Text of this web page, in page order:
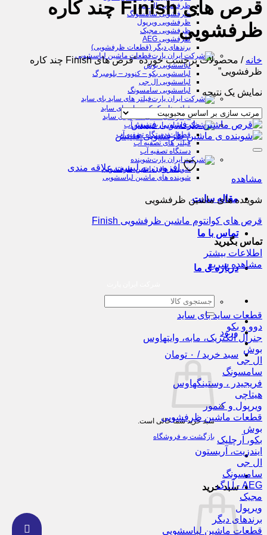
ظرفشویی ال جی
ظرفشویی سامسونگ
ظرفشویی ویرپول
ظرفشویی مجیک
ظرفشویی AEG
برندهای دیگر (قطعات ظرفشویی)
قطعات ماشین لباسشویی
لباسشویی بوش
لباسشویی بکو – کنوود – بلومبرگ
لباسشویی ال جی
لباسشویی سامسونگ
فیلتر های ساید بای ساید
فیلتر های کمکی ساید بای ساید
فیلتر های اصلی ساید بای ساید
تصفیه آب
قطعات دستگاه تصفیه آب
فیلتر های تصفیه آب
دستگاه تصفیه آب
شوینده
شوینده های ماشین ظرفشویی
شوینده های ماشین لباسشویی
مقاله سایت
تماس با ما
درباره ی ما
جستجو
برای:
ورود
سبد خرید / ۰ تومان
سبد خرید شما خالی است.
بازگشت به فروشگاه
سبد خرید
قرص های Finish چند کاره
ظرفشویی
خانه /
محصولات برچسب خورده “قرص های Finish چند کاره
ظرفشویی”
نمایش یک نتیجه
افزودن به لیست علاقه مندی
مشاهده
شوینده های ماشین ظرفشویی
قرص های کوانتوم ماشین ظرفشویی Finish
تماس بگیرید
اطلاعات بیشتر
مشاهده سریع
قطعات ساید بای ساید
دوو و بکو
جنرال الکتریک، مابه، وایتهاوس
بوش
ال جی
سامسونگ
فریجیدر ، وستینگهاوس
هیتاچی
ویرپول و کنمور
قطعات ماشین ظرفشویی
بوش
بکو، آرچلیک
ایندزیت، آریستون
ال جی
سامسونگ
AEG - آ ا گ
مجیک
ویرپول
برندهای دیگر
قطعات ماشین لباسشویی